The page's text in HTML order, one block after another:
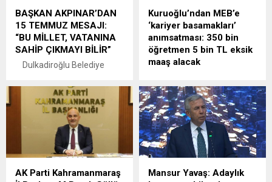
BAŞKAN AKPINAR’DAN
15 TEMMUZ MESAJI:
“BU MİLLET, VATANINA
SAHİP ÇIKMAYI BİLİR”
Dulkadiroğlu Belediye
15 Temmuz Demokrasi ve
Millî Birlik Günü dolayısıyla
yayımladığı mesajda, Türk
milletinin vatanına,
bayrağına ve millî iradesine
yönelik hain darbe girişimi
destansı mücadeleye dikkat
Kuruoğlu’ndan MEB’e
‘kariyer basamakları’
anımsatması: 350 bin
öğretmen 5 bin TL eksik
maaş alacak
Başkanı Levent Kuruoğlu,
“Kariyer basamakları
yönetmeliği ocak ayına
kadar bitirilmezse 350 bin
öğretmen ortalama 5 bin TL
eksik maaş alacaktır” dedi
AK Parti Kahramanmaraş
Mansur Yavaş: Adaylık